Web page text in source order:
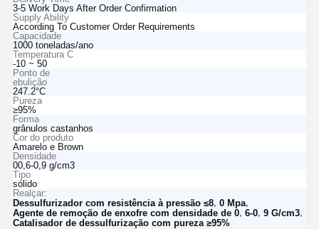
3-5 Work Days After Order Confirmation
Supply Ability
According To Customer Order Requirements
Capacidade
1000 toneladas/ano
Temperatura C
-10 ~ 50
Ponto de
ebulição
247.2°C
Pureza
≥95%
Forma
grânulos castanhos
Cor do produto
Amarelo e Brown
Densidade
00,6-0,9 g/cm3
Tipo
sólido
Realçar:
Dessulfurizador com resistência à pressão ≤8, 0 Mpa,
Agente de remoção de enxofre com densidade de 0, 6-0, 9 G/cm3,
Catalisador de dessulfurização com pureza ≥95%